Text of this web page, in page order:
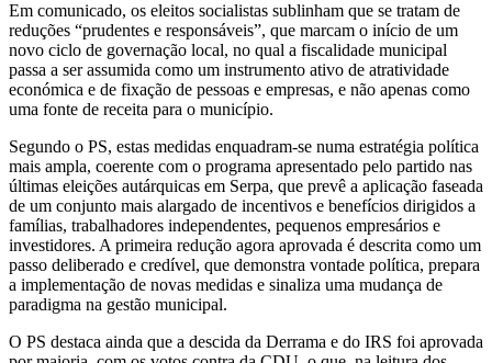
Em comunicado, os eleitos socialistas sublinham que se tratam de
reduções “prudentes e responsáveis”, que marcam o início de um
novo ciclo de governação local, no qual a fiscalidade municipal
passa a ser assumida como um instrumento ativo de atratividade
económica e de fixação de pessoas e empresas, e não apenas como
uma fonte de receita para o município.
Segundo o PS, estas medidas enquadram-se numa estratégia política
mais ampla, coerente com o programa apresentado pelo partido nas
últimas eleições autárquicas em Serpa, que prevê a aplicação faseada
de um conjunto mais alargado de incentivos e benefícios dirigidos a
famílias, trabalhadores independentes, pequenos empresários e
investidores. A primeira redução agora aprovada é descrita como um
passo deliberado e credível, que demonstra vontade política, prepara
a implementação de novas medidas e sinaliza uma mudança de
paradigma na gestão municipal.
O PS destaca ainda que a descida da Derrama e do IRS foi aprovada